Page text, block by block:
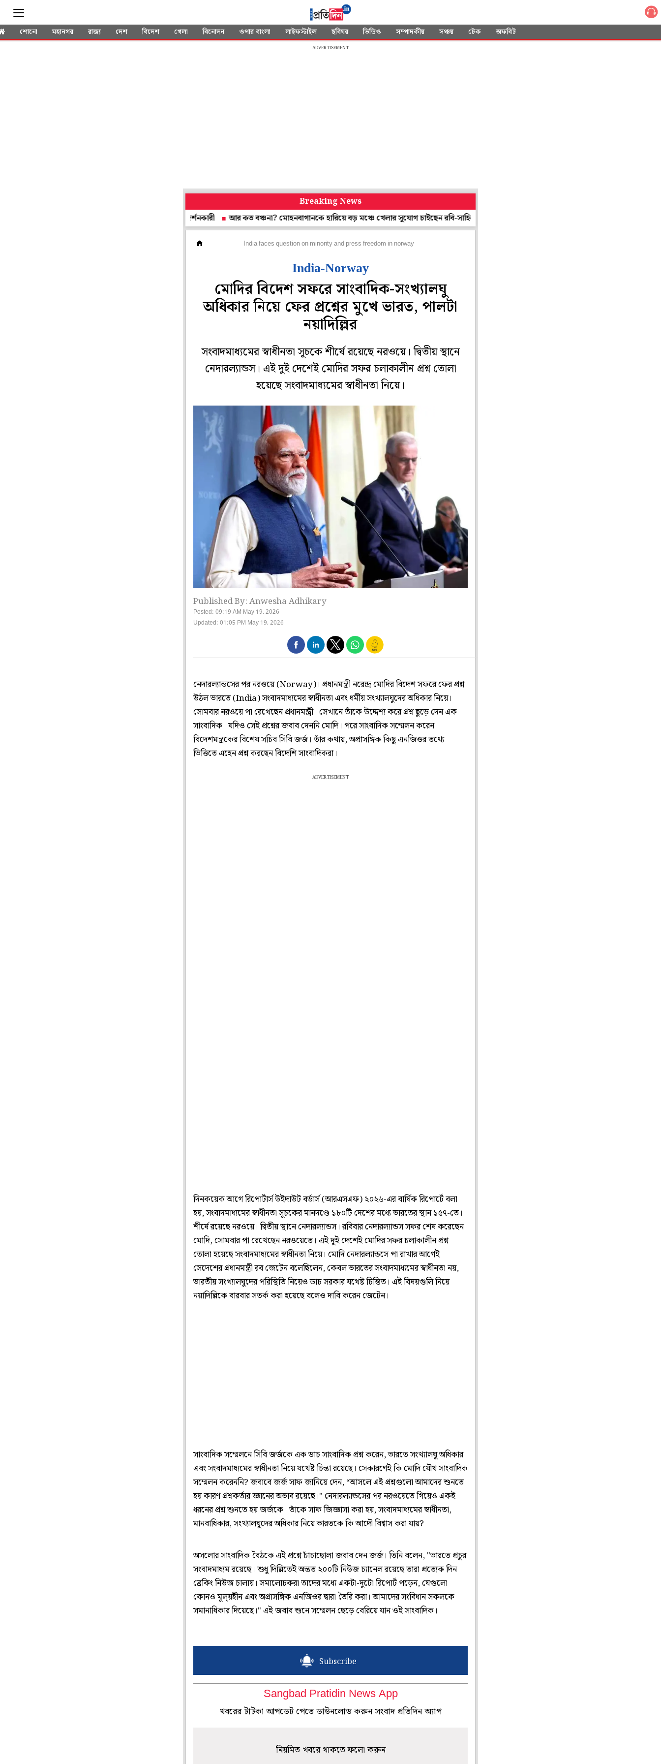
শোনো মহানগর রাজ্য দেশ বিদেশ খেলা বিনোদন ওপার বাংলা লাইফস্টাইল ছবিঘর ভিডিও সম্পাদকীয় সঞ্চয় টেক অফবিট
ADVERTISEMENT
Breaking News
আর কত বঞ্চনা? মোহনবাগানকে হারিয়ে বড় মঞ্চে খেলার সুযোগ চাইছেন রবি-সাহিলরা খোঁজই নিত না কেউ! অভিজাত ডুপ্লেক্স ফ্ল্যাট থেকে উদ্ধার মৃত
India faces question on minority and press freedom in norway
India-Norway
মোদির বিদেশ সফরে সাংবাদিক-সংখ্যালঘু
অধিকার নিয়ে ফের প্রশ্নের মুখে ভারত, পালটা
নয়াদিল্লির
সংবাদমাধ্যমের স্বাধীনতা সূচকে শীর্ষে রয়েছে নরওয়ে। দ্বিতীয় স্থানে
নেদারল্যান্ডস। এই দুই দেশেই মোদির সফর চলাকালীন প্রশ্ন তোলা
হয়েছে সংবাদমাধ্যমের স্বাধীনতা নিয়ে।
Published By: Anwesha Adhikary
Posted: 09:19 AM May 19, 2026
Updated: 01:05 PM May 19, 2026
নেদারল্যান্ডসের পর নরওয়ে (Norway)। প্রধানমন্ত্রী নরেন্দ্র মোদির বিদেশ সফরে ফের প্রশ্ন
উঠল ভারতে (India) সংবাদমাধ্যমের স্বাধীনতা এবং ধর্মীয় সংখ্যালঘুদের অধিকার নিয়ে।
সোমবার নরওয়ে পা রেখেছেন প্রধানমন্ত্রী। সেখানে তাঁকে উদ্দেশ্য করে প্রশ্ন ছুড়ে দেন এক
সাংবাদিক। যদিও সেই প্রশ্নের জবাব দেননি মোদি। পরে সাংবাদিক সম্মেলন করেন
বিদেশমন্ত্রকের বিশেষ সচিব সিবি জর্জ। তাঁর কথায়, অপ্রাসঙ্গিক কিছু এনজিওর তথ্যে
ভিত্তিতে এহেন প্রশ্ন করছেন বিদেশি সাংবাদিকরা।
ADVERTISEMENT
দিনকয়েক আগে রিপোর্টার্স উইদাউট বর্ডার্স (আরএসএফ) ২০২৬-এর বার্ষিক রিপোর্টে বলা
হয়, সংবাদমাধ্যমের স্বাধীনতা সূচকের মানদণ্ডে ১৮০টি দেশের মধ্যে ভারতের স্থান ১৫৭-তে।
শীর্ষে রয়েছে নরওয়ে। দ্বিতীয় স্থানে নেদারল্যান্ডস। রবিবার নেদারল্যান্ডস সফর শেষ করেছেন
মোদি, সোমবার পা রেখেছেন নরওয়েতে। এই দুই দেশেই মোদির সফর চলাকালীন প্রশ্ন
তোলা হয়েছে সংবাদমাধ্যমের স্বাধীনতা নিয়ে। মোদি নেদারল্যান্ডসে পা রাখার আগেই
সেদেশের প্রধানমন্ত্রী রব জেটেন বলেছিলেন, কেবল ভারতের সংবাদমাধ্যমের স্বাধীনতা নয়,
ভারতীয় সংখ্যালঘুদের পরিস্থিতি নিয়েও ডাচ সরকার যথেষ্ট চিন্তিত। এই বিষয়গুলি নিয়ে
নয়াদিল্লিকে বারবার সতর্ক করা হয়েছে বলেও দাবি করেন জেটেন।
সাংবাদিক সম্মেলনে সিবি জর্জকে এক ডাচ সাংবাদিক প্রশ্ন করেন, ভারতে সংখ্যালঘু অধিকার
এবং সংবাদমাধ্যমের স্বাধীনতা নিয়ে যথেষ্ট চিন্তা রয়েছে। সেকারণেই কি মোদি যৌথ সাংবাদিক
সম্মেলন করেননি? জবাবে জর্জ সাফ জানিয়ে দেন, “আসলে এই প্রশ্নগুলো আমাদের শুনতে
হয় কারণ প্রশ্নকর্তার জ্ঞানের অভাব রয়েছে।" নেদারল্যান্ডসের পর নরওয়েতে গিয়েও একই
ধরনের প্রশ্ন শুনতে হয় জর্জকে। তাঁকে সাফ জিজ্ঞাসা করা হয়, সংবাদমাধ্যমের স্বাধীনতা,
মানবাধিকার, সংখ্যালঘুদের অধিকার নিয়ে ভারতকে কি আদৌ বিশ্বাস করা যায়?
অসলোর সাংবাদিক বৈঠকে এই প্রশ্নে চাঁচাছোলা জবাব দেন জর্জ। তিনি বলেন, "ভারতে প্রচুর
সংবাদমাধ্যম রয়েছে। শুধু দিল্লিতেই অন্তত ২০০টি নিউজ চ্যানেল রয়েছে তারা প্রত্যেক দিন
ব্রেকিং নিউজ চালায়। সমালোচকরা তাদের মধ্যে একটা-দুটো রিপোর্ট পড়েন, যেগুলো
কোনও মূল্য়হীন এবং অপ্রাসঙ্গিক এনজিওর দ্বারা তৈরি করা। আমাদের সংবিধান সকলকে
সমানাধিকার দিয়েছে।" এই জবাব শুনে সম্মেলন ছেড়ে বেরিয়ে যান ওই সাংবাদিক।
Subscribe
Sangbad Pratidin News App
খবরের টাটকা আপডেট পেতে ডাউনলোড করুন সংবাদ প্রতিদিন অ্যাপ
নিয়মিত খবরে থাকতে ফলো করুন